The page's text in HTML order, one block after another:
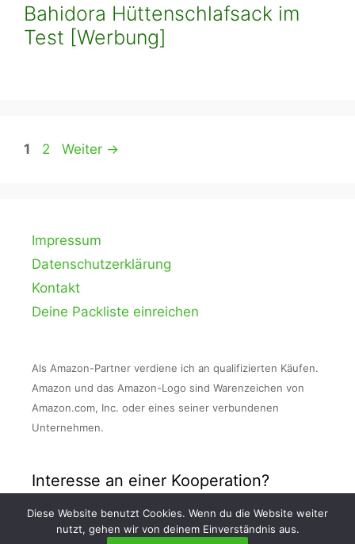
Bahidora Hüttenschlafsack im
Test [Werbung]
Seite
1 Seite
2 Weiter →
Impressum
Datenschutzerklärung
Kontakt
Deine Packliste einreichen
Als Amazon-Partner verdiene ich an qualifizierten Käufen.
Amazon und das Amazon-Logo sind Warenzeichen von
Amazon.com, Inc. oder eines seiner verbundenen
Unternehmen.
Interesse an einer Kooperation?
Nimm Kontakt zu mir auf und schreibe mir
Diese Website benutzt Cookies. Wenn du die Website weiter
nutzt, gehen wir von deinem Einverständnis aus.